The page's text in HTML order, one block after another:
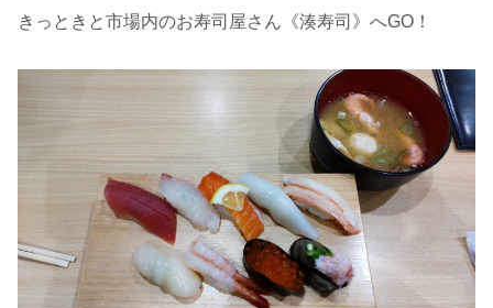
きっときと市場内のお寿司屋さん《湊寿司》へGO！